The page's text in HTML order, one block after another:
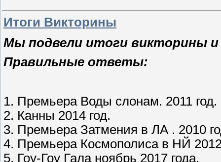
Итоги Викторины
Мы подвели итоги викторины
Правильные ответы:
1. Премьера Воды слонам. 2011
2. Канны 2014 год.
3. Премьера Затмения в ЛА . 2010
4. Премьера Космополиса в НЙ
5. Гоу-Гоу Гала ноябрь 2017 года.